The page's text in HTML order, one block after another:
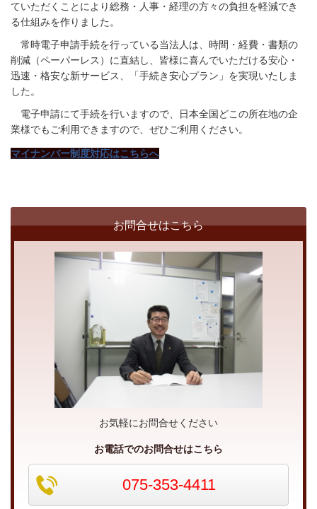
ていただくことにより総務・人事・経理の方々の負担を軽減でき
る仕組みを作りました。
常時電子申請手続を行っている当法人は、時間・経費・書類の
削減（ペーパーレス）に直結し、皆様に喜んでいただける安心・
迅速・格安な新サービス、「手続き安心プラン」を実現いたしま
した。
電子申請にて手続を行いますので、日本全国どこの所在地の企
業様でもご利用できますので、ぜひご利用ください。
マイナンバー制度対応はこちらへ
お問合せはこちら
お気軽にお問合せください
お電話でのお問合せはこちら
075-353-4411